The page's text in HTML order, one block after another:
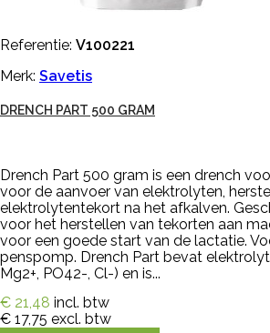
Referentie: V100221
Merk: Savetis
DRENCH PART 500 GRAM
Drench Part 500 gram is een drench
voor de aanvoer van elektrolyten,
elektrolytentekort na het afkalven.
voor het herstellen van tekorten aan
voor een goede start van de lactatie.
penspomp. Drench Part bevat
Mg2+, PO42-, Cl-) en is...
€ 21,48 incl. btw
€ 17,75 excl. btw